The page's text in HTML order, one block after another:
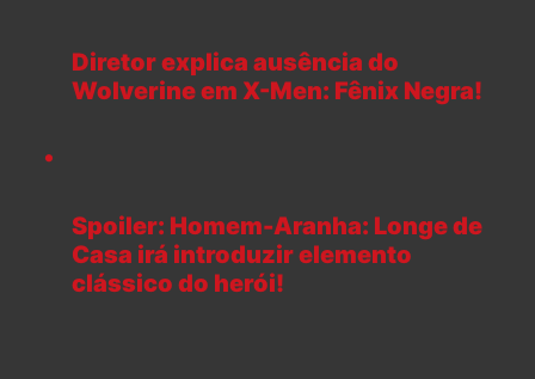
Diretor explica ausência do
Wolverine em X-Men: Fênix Negra!
Spoiler: Homem-Aranha: Longe de
Casa irá introduzir elemento
clássico do herói!